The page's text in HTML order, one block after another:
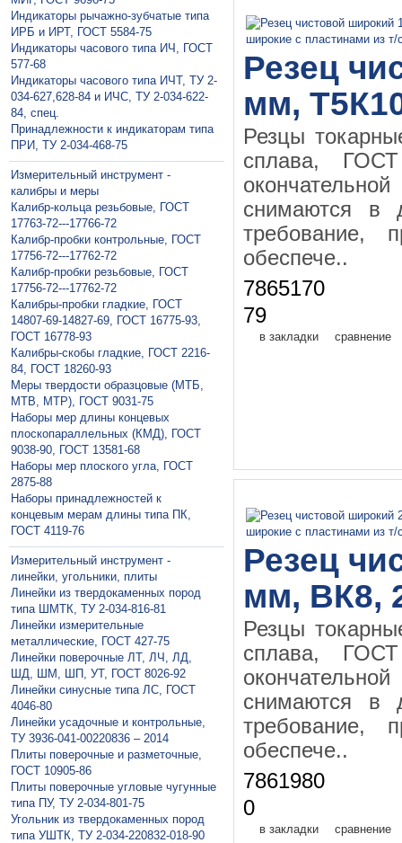
Индикаторы рычажно-зубчатые типа
ИРБ и ИРТ, ГОСТ 5584-75
Индикаторы часового типа ИЧ, ГОСТ
577-68
Индикаторы часового типа ИЧТ, ТУ 2-
034-627,628-84 и ИЧС, ТУ 2-034-622-
84, спец.
Принадлежности к индикаторам типа
ПРИ, ТУ 2-034-468-75
Измерительный инструмент -
калибры и меры
Калибр-кольца резьбовые, ГОСТ
17763-72---17766-72
Калибр-пробки контрольные, ГОСТ
17756-72---17762-72
Калибр-пробки резьбовые, ГОСТ
17756-72---17762-72
Калибры-пробки гладкие, ГОСТ
14807-69-14827-69, ГОСТ 16775-93,
ГОСТ 16778-93
Калибры-скобы гладкие, ГОСТ 2216-
84, ГОСТ 18260-93
Меры твердости образцовые (МТБ,
МТВ, МТР), ГОСТ 9031-75
Наборы мер длины концевых
плоскопараллельных (КМД), ГОСТ
9038-90, ГОСТ 13581-68
Наборы мер плоского угла, ГОСТ
2875-88
Наборы принадлежностей к
концевым мерам длины типа ПК,
ГОСТ 4119-76
Измерительный инструмент -
линейки, угольники, плиты
Линейки из твердокаменных пород
типа ШМТК, ТУ 2-034-816-81
Линейки измерительные
металлические, ГОСТ 427-75
Линейки поверочные ЛТ, ЛЧ, ЛД,
ШД, ШМ, ШП, УТ, ГОСТ 8026-92
Линейки синусные типа ЛС, ГОСТ
4046-80
Линейки усадочные и контрольные,
ТУ 3936-041-00220836 – 2014
Плиты поверочные и разметочные,
ГОСТ 10905-86
Плиты поверочные угловые чугунные
типа ПУ, ТУ 2-034-801-75
Угольник из твердокаменных пород
типа УШТК, ТУ 2-034-220832-018-90
Резец
мм,
Резцы
сплава,
снимаются в
требование,
обеспече..
7865170
79
в закладки сравнение
Резец
мм, ВК8,
Резцы
сплава,
снимаются в
требование,
обеспече..
7861980
0
в закладки сравнение